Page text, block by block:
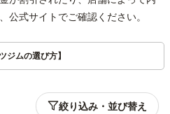
公式サイトでご確認ください。
ジムの選び方】
絞り込み・並び替え